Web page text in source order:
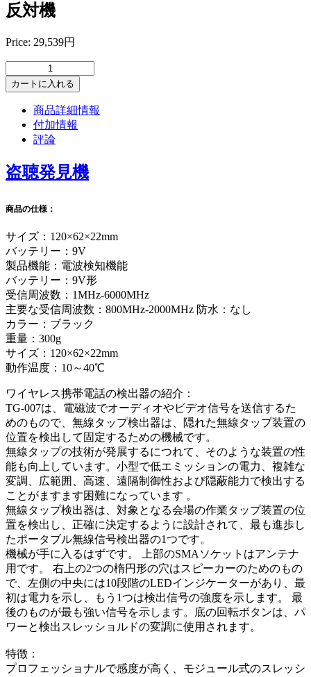
反対機
Price: 29,539円
カートに入れる
商品詳細情報
付加情報
評論
盗聴発見機
商品の仕様：
サイズ：120×62×22mm
バッテリー：9V
製品機能：電波検知機能
バッテリー：9V形
受信周波数：1MHz-6000MHz
主要な受信周波数：800MHz-2000MHz 防水：なし
カラー：ブラック
重量：300g
サイズ：120×62×22mm
動作温度：10～40℃
ワイヤレス携帯電話の検出器の紹介：
TG-007は、電磁波でオーディオやビデオ信号を送信するた
めのもので、無線タップ検出器は、隠れた無線タップ装置の
位置を検出して固定するための機械です。
無線タップの技術が発展するにつれて、そのような装置の性
能も向上しています。小型で低エミッションの電力、複雑な
変調、広範囲、高速、遠隔制御性および隠蔽能力で検出する
ことがますます困難になっています 。
無線タップ検出器は、対象となる会場の作業タップ装置の位
置を検出し、正確に決定するように設計されて、最も進歩し
たポータブル無線信号検出器の1つです。
機械が手に入るはずです。 上部のSMAソケットはアンテナ
用です。 右上の2つの楕円形の穴はスピーカーのためのもの
で、左側の中央には10段階のLEDインジケーターがあり、最
初は電力を示し、もう1つは検出信号の強度を示します。 最
後のものが最も強い信号を示します。底の回転ボタンは、パ
ワーと検出スレッショルドの変調に使用されます。
特徴：
プロフェッショナルで感度が高く、モジュール式のスレッシ